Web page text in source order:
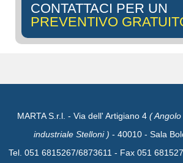
CONTATTACI PER UN
PREVENTIVO
MARTA S.r.l. - Via dell' Artigiano 4 (
industriale Stelloni ) - 40010 - Sala
Tel. 051 6815267/6873611 - Fax 051